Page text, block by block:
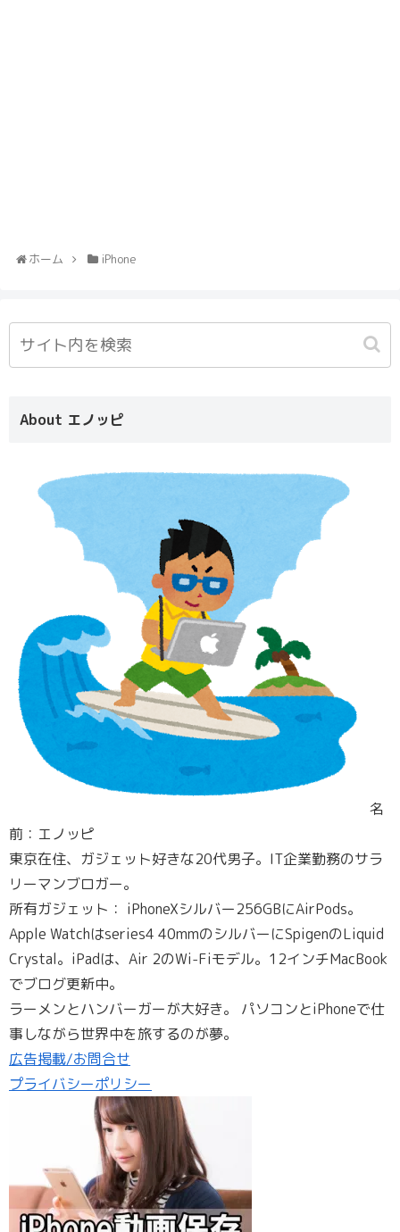
ホーム iPhone
About エノッピ
名
前：エノッピ
東京在住、ガジェット好きな20代男子。IT企業勤務のサラ
リーマンブロガー。
所有ガジェット： iPhoneXシルバー256GBにAirPods。
Apple Watchはseries4 40mmのシルバーにSpigenのLiquid
Crystal。iPadは、Air 2のWi-Fiモデル。12インチMacBook
でブログ更新中。
ラーメンとハンバーガーが大好き。 パソコンとiPhoneで仕
事しながら世界中を旅するのが夢。
広告掲載/お問合せ
プライバシーポリシー